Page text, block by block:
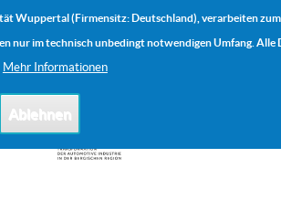
Wuppertal (Firmensitz: Deutschland), verarbeiten
nur im technisch unbedingt notwendigen Umfang. Alle
Mehr Informationen
Ablehnen